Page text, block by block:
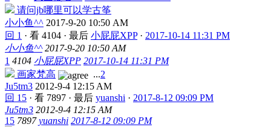
请问jb哪里可以学古筝
小小鱼^^ 2017-9-20 10:50 AM
回 1 · 看 4104 · 最后 小屁屁XPP· 2017-10-14 11:31 PM
小小鱼^^ 2017-9-20 10:50 AM
1 4104 小屁屁XPP 2017-10-14 11:31 PM
画家梵高
...2
Ju5tm3 2012-9-4 12:15 AM
回 15 · 看 7897 · 最后 yuanshi · 2017-8-12 09:09 PM
Ju5tm3 2012-9-4 12:15 AM
15 7897 yuanshi 2017-8-12 09:09 PM